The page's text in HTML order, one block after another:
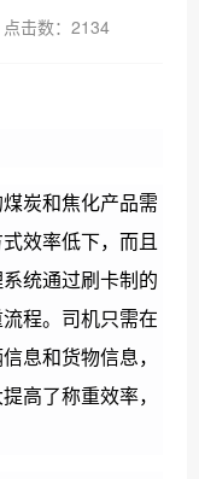
点击数： 2134
炭和焦化产品需
效率低下，而且
统通过刷卡制的
程。司机只需在
息和货物信息，
高了称重效率，